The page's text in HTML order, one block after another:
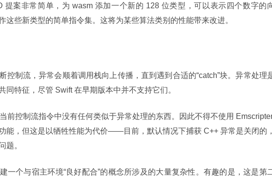
提案非常简单，为 wasm 添加一个新的 128 位类型，可以表示四个数字的
这些新类型的简单指令集。这将为某些算法类别的性能带来改进。
控制流，异常会顺着调用栈向上传播，直到遇到合适的“catch”块。异常处理
同特征，尽管 Swift 在早期版本中并不支持它们。
前控制流指令中没有任何类似于异常处理的东西。因此不得不使用
能，但这是以牺牲性能为代价——目前，默认情况下捕获 C++ 异常是关闭的
题。
一个与宿主环境“良好配合”的概念所涉及的大量复杂性。有趣的是，这是第